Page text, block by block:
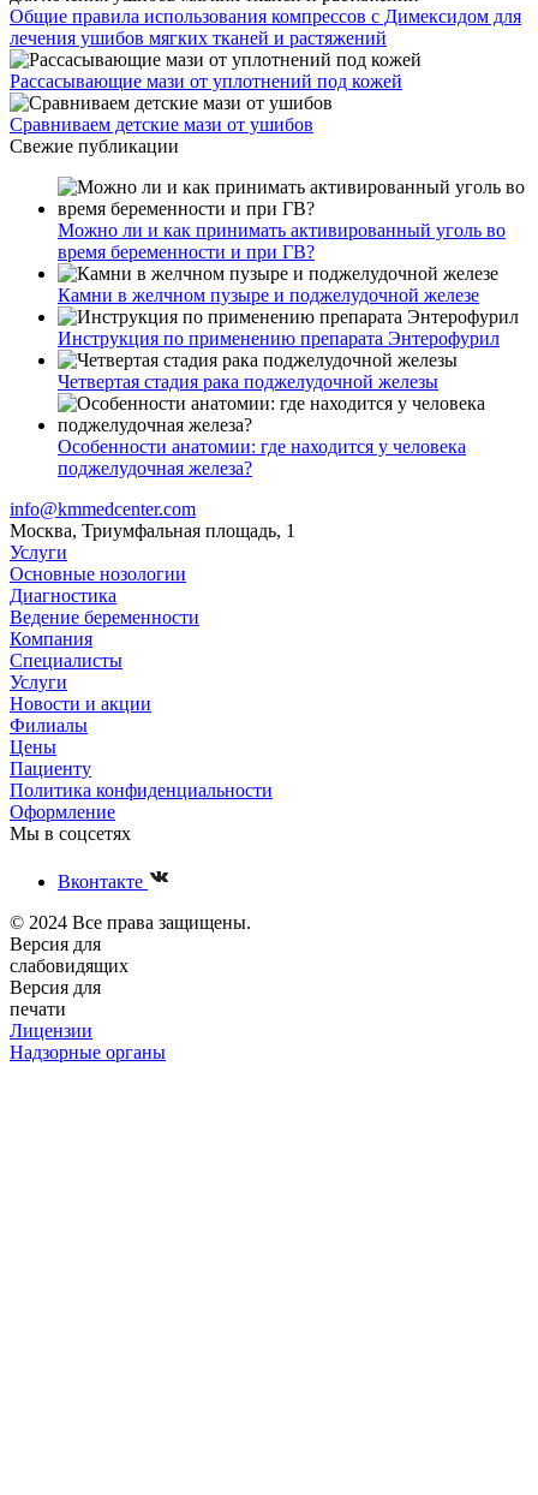
Общие правила использования компрессов с Димексидом для
лечения ушибов мягких тканей и растяжений
Рассасывающие мази от уплотнений под кожей
Сравниваем детские мази от ушибов
Свежие публикации
Можно ли и как принимать активированный уголь во
время беременности и при ГВ?
Камни в желчном пузыре и поджелудочной железе
Инструкция по применению препарата Энтерофурил
Четвертая стадия рака поджелудочной железы
Особенности анатомии: где находится у человека
поджелудочная железа?
info@kmmedcenter.com
Москва, Триумфальная площадь, 1
Услуги
Основные нозологии
Диагностика
Ведение беременности
Компания
Специалисты
Услуги
Новости и акции
Филиалы
Цены
Пациенту
Политика конфиденциальности
Оформление
Мы в соцсетях
Вконтакте
© 2024 Все права защищены.
Версия для
слабовидящих
Версия для
печати
Лицензии
Надзорные органы